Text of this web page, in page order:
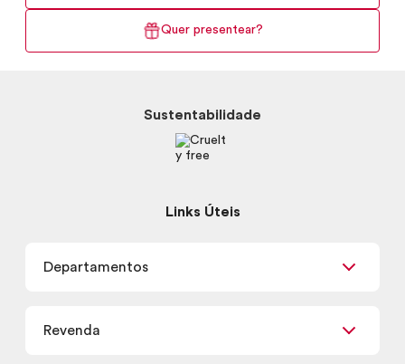
Quer presentear?
Sustentabilidade
Links Úteis
Departamentos
Skincare
Revenda